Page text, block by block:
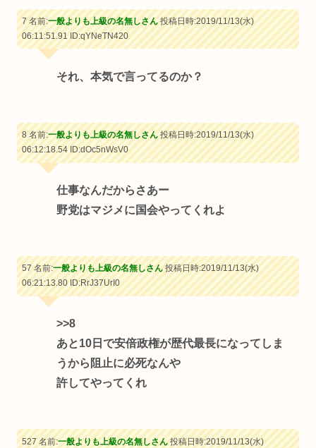
7 名前:一般よりも上級の名無しさん投稿日時:2019/11/13(水)
06:11:51.91ID:qYNeTN420
それ、本気で言ってるのか？
8 名前:一般よりも上級の名無しさん投稿日時:2019/11/13(水)
06:12:18.54ID:dOc5nWsV0
仕事なんだからさあー
野党はマジメに国会やってくれよ
57 名前:一般よりも上級の名無しさん投稿日時:2019/11/13(水)
06:21:13.80ID:RrJ37UrI0
>>8
あと10日で安倍政権が歴代最長になってしま
うから阻止に必死なんや
許してやってくれ
527 名前:一般よりも上級の名無しさん投稿日時:2019/11/13(水)